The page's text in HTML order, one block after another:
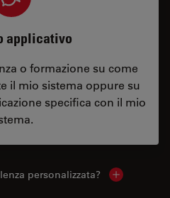
applicativo
o formazione su come
il mio sistema oppure su
specifica con il mio
personalizzata? Show local